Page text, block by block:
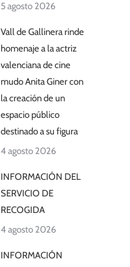
5 agosto 2026
Vall de Gallinera rinde
homenaje a la actriz
valenciana de cine
mudo Anita Giner con
la creación de un
espacio público
destinado a su figura
4 agosto 2026
INFORMACIÓN DEL
SERVICIO DE
RECOGIDA
4 agosto 2026
INFORMACIÓN